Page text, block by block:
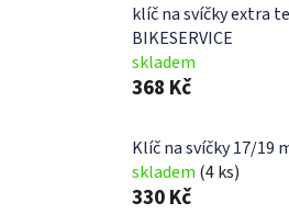
klíč na svíčky extra
BIKESERVICE
skladem
368 Kč
Klíč na svíčky 17/19
skladem (4 ks)
330 Kč